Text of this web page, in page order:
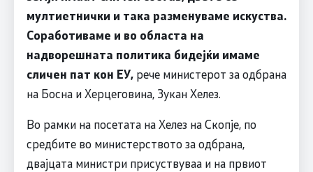
мултиетнички и така разменуваме искуства.
Соработиваме и во областа на
надворешната политика бидејќи имаме
сличен пат кон ЕУ, рече министерот за одбрана
на Босна и Херцеговина, Зукан Хелез.
Во рамки на посетата на Хелез на Скопје, по
средбите во министерството за одбрана,
двајцата министри присуствуваа и на првиот